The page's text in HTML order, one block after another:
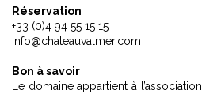
Réservation
+33 (0)4 94 55 15 15
info@chateauvalmer.com
Bon à savoir
Le domaine appartient à